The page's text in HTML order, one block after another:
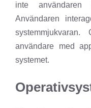
inte användaren
Användaren
användare med
systemet.